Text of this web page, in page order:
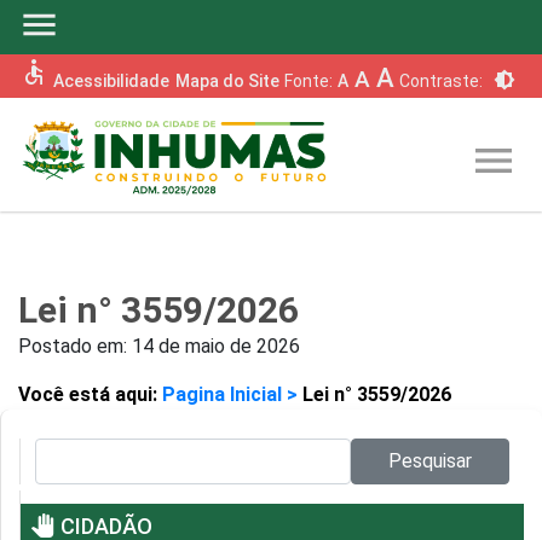
menu
accessible Acessibilidade Mapa do Site Fonte: A A A Contraste: brightness_6
menu
Lei n° 3559/2026
Postado em: 14 de maio de 2026
Você está aqui: Pagina Inicial > Lei n° 3559/2026
Pesquisar
pan_tool CIDADÃO